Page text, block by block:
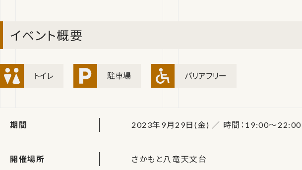
イベント概要
トイレ 駐車場 バリアフリー
期間 2023年9月29日(金) ／ 時間：19:00～22:00
開催場所 さかもと八竜天文台